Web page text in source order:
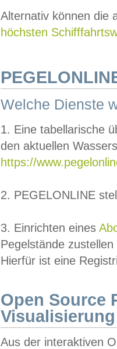
Alternativ können die
höchsten
Welche Dienste
1. Eine tabellarische
den aktuellen
https://
2. PEGELONLINE
3. Einrichten eines
Pegelstände
Hierfür ist eine
Open Source
Visualisierung
Aus der interaktiven